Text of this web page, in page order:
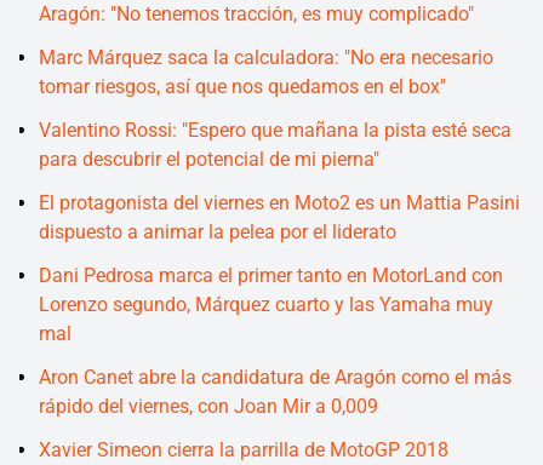
Aragón: "No tenemos tracción, es muy complicado"
Marc Márquez saca la calculadora: "No era necesario
tomar riesgos, así que nos quedamos en el box"
Valentino Rossi: "Espero que mañana la pista esté seca
para descubrir el potencial de mi pierna"
El protagonista del viernes en Moto2 es un Mattia Pasini
dispuesto a animar la pelea por el liderato
Dani Pedrosa marca el primer tanto en MotorLand con
Lorenzo segundo, Márquez cuarto y las Yamaha muy
mal
Aron Canet abre la candidatura de Aragón como el más
rápido del viernes, con Joan Mir a 0,009
Xavier Simeon cierra la parrilla de MotoGP 2018